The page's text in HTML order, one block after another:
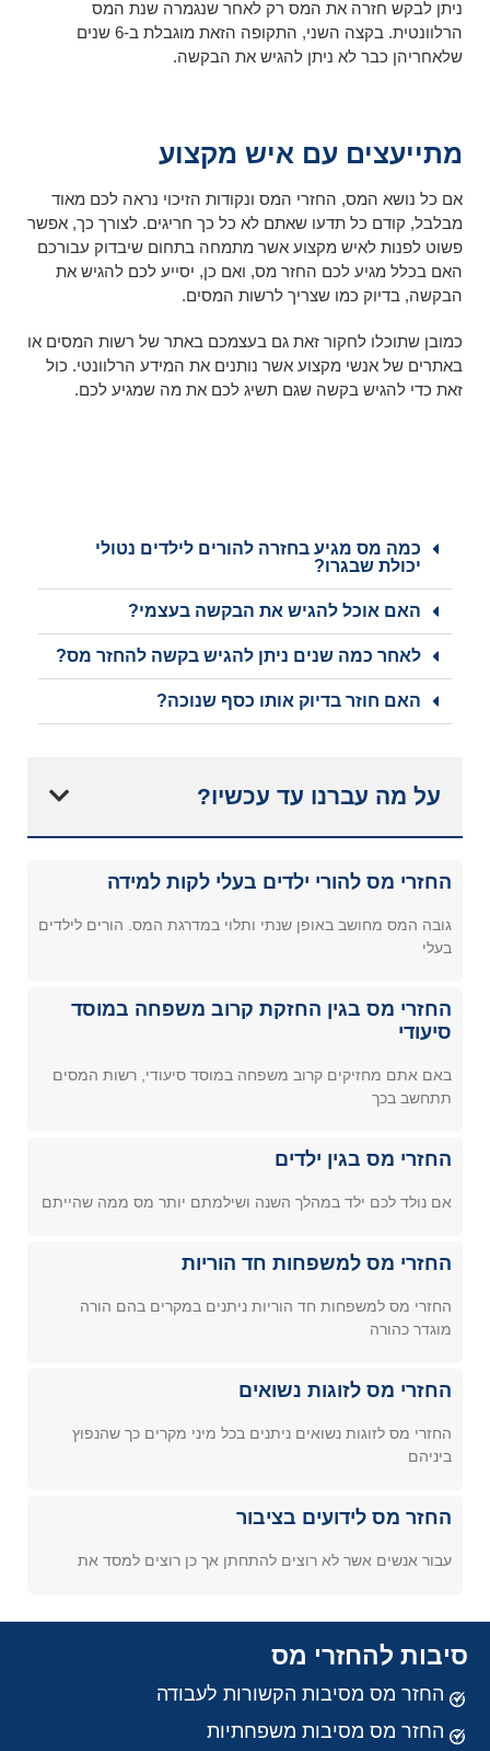
ניתן לבקש חזרה את המס רק לאחר שנגמרה שנת המס
הרלוונטית. בקצה השני, התקופה הזאת מוגבלת ב-6 שנים
שלאחריהן כבר לא ניתן להגיש את הבקשה.
מתייעצים עם איש מקצוע
אם כל נושא המס, החזרי המס ונקודות הזיכוי נראה לכם מאוד
מבלבל, קודם כל תדעו שאתם לא כל כך חריגים. לצורך כך, אפשר
פשוט לפנות לאיש מקצוע אשר מתמחה בתחום שיבדוק עבורכם
האם בכלל מגיע לכם החזר מס, ואם כן, יסייע לכם להגיש את
הבקשה, בדיוק כמו שצריך לרשות המסים.
כמובן שתוכלו לחקור זאת גם בעצמכם באתר של רשות המסים או
באתרים של אנשי מקצוע אשר נותנים את המידע הרלוונטי. כול
זאת כדי להגיש בקשה שגם תשיג לכם את מה שמגיע לכם.
כמה מס מגיע בחזרה להורים לילדים נטולי
יכולת שבגרו?
האם אוכל להגיש את הבקשה בעצמי?
לאחר כמה שנים ניתן להגיש בקשה להחזר מס?
האם חוזר בדיוק אותו כסף שנוכה?
על מה עברנו עד עכשיו?
החזרי מס להורי ילדים בעלי לקות למידה
גובה המס מחושב באופן שנתי ותלוי במדרגת המס. הורים לילדים
בעלי
החזרי מס בגין החזקת קרוב משפחה במוסד
סיעודי
באם אתם מחזיקים קרוב משפחה במוסד סיעודי, רשות המסים
תתחשב בכך
החזרי מס בגין ילדים
אם נולד לכם ילד במהלך השנה ושילמתם יותר מס ממה שהייתם
החזרי מס למשפחות חד הוריות
החזרי מס למשפחות חד הוריות ניתנים במקרים בהם הורה
מוגדר כהורה
החזרי מס לזוגות נשואים
החזרי מס לזוגות נשואים ניתנים בכל מיני מקרים כך שהנפוץ
ביניהם
החזר מס לידועים בציבור
עבור אנשים אשר לא רוצים להתחתן אך כן רוצים למסד את
סיבות להחזרי מס
החזר מס מסיבות הקשורות לעבודה
החזר מס מסיבות משפחתיות